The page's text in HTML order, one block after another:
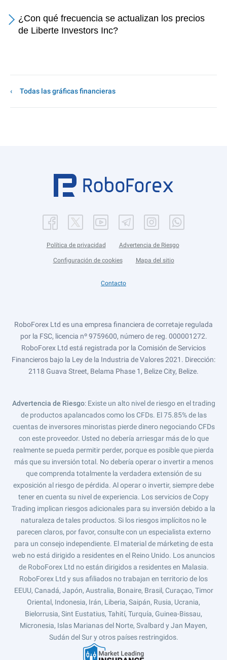
¿Con qué frecuencia se actualizan los precios
de Liberte Investors Inc?
Todas las gráficas financieras
Política de privacidad Advertencia de Riesgo
Configuración de cookies Mapa del sitio
Contacto
RoboForex Ltd es una empresa financiera de corretaje regulada
por la FSC, licencia nº 9759600, número de reg. 000001272.
RoboForex Ltd está registrada por la Comisión de Servicios
Financieros bajo la Ley de la Industria de Valores 2021. Dirección:
2118 Guava Street, Belama Phase 1, Belize City, Belize.
Advertencia de Riesgo: Existe un alto nivel de riesgo en el trading
de productos apalancados como los CFDs. El 75.85% de las
cuentas de inversores minoristas pierde dinero negociando CFDs
con este proveedor. Usted no debería arriesgar más de lo que
realmente se pueda permitir perder, porque es posible que pierda
más que su inversión total. No debería operar o invertir a menos
que comprenda totalmente la verdadera extensión de su
exposición al riesgo de pérdida. Al operar o invertir, siempre debe
tener en cuenta su nivel de experiencia. Los servicios de Copy
Trading implican riesgos adicionales para su inversión debido a la
naturaleza de tales productos. Si los riesgos implícitos no le
parecen claros, por favor, consulte con un especialista externo
para un consejo independiente. El material de márketing de esta
web no está dirigido a residentes en el Reino Unido. Los anuncios
de RoboForex Ltd no están dirigidos a residentes en Malasia.
RoboForex Ltd y sus afiliados no trabajan en territorio de los
EEUU, Canadá, Japón, Australia, Bonaire, Brasil, Curaçao, Timor
Oriental, Indonesia, Irán, Liberia, Saipán, Rusia, Ucrania,
Bielorrusia, Sint Eustatius, Tahití, Turquía, Guinea-Bissau,
Micronesia, Islas Marianas del Norte, Svalbard y Jan Mayen,
Sudán del Sur y otros países restringidos.